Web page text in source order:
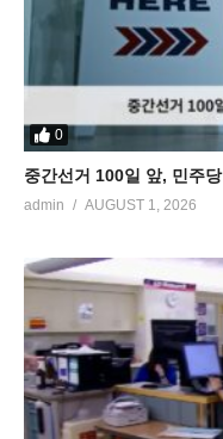
0
중간선거 100일 앞, 민주
admin AUGUST 1, 2026